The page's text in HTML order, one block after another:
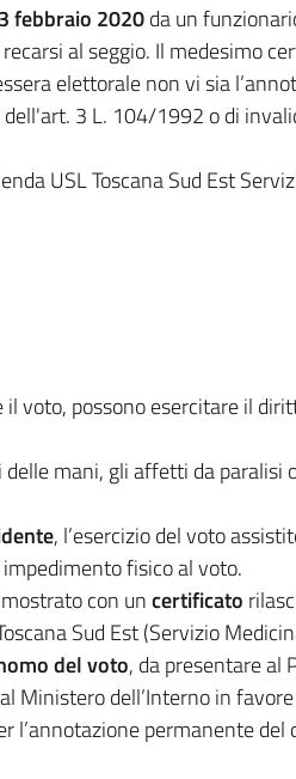
febbraio 2020da un
al seggio. Il medesimo
elettorale non vi sia
3 L. 104/1992 o di
USL Toscana Sud Est
possono esercitare il
mani, gli affetti da
, l’esercizio del voto
fisico al voto.
con uncertificato
Sud Est (Servizio
del voto, da presentare al
Ministero dell’Interno in
l’annotazione permanente